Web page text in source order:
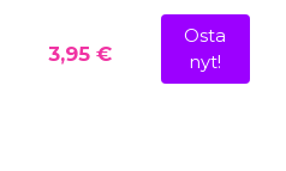
3,95 €
Osta
nyt!